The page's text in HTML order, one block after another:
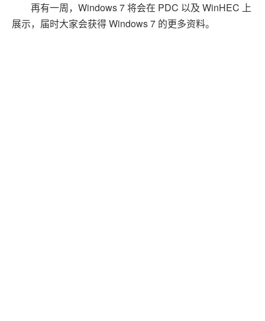
再有一周，Windows 7 将会在 PDC 以及 WinHEC 上
展示，届时大家会获得 Windows 7 的更多资料。